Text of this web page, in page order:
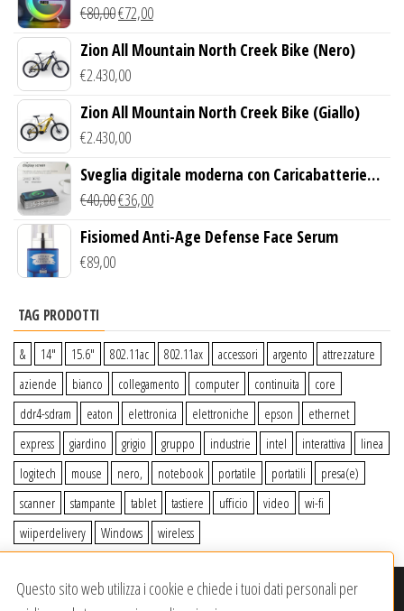
wireless
€80,00€72,00
Zion All Mountain North Creek Bike (Nero)
€2.430,00
Zion All Mountain North Creek Bike (Giallo)
€2.430,00
Sveglia digitale moderna con Caricabatterie
Wireless Qi
€40,00€36,00
Fisiomed Anti-Age Defense Face Serum
€89,00
TAG PRODOTTI
& 14″ 15.6″ 802.11ac 802.11ax accessori argento
attrezzature
aziende
bianco collegamento computer continuita
core
ddr4-sdram
eaton elettronica elettroniche epson
ethernet
express
giardino grigio gruppo industrie intel interattiva
linea
logitech
mouse nero, notebook portatile portatili
presa(e)
scanner
stampante tablet tastiere ufficio video
wi-fi
wiiperdelivery
Windows wireless
© 2020-2023Wiiper Store . Tutti i diritti riservati|Offerto da:
Questo sito web utilizza i cookie e chiede i tuoi dati personali per